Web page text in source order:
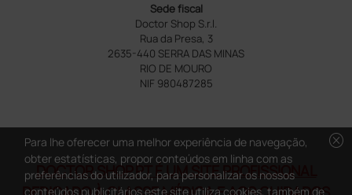
Sede fiscal
Doctor Shop S.r.l.
Rua da Presa, 3
2635-440 SERRA DAS MINAS
RIO DE MOURO
NIF 980487285
DOCTOR SHOP.PT É UM SITE PROFISSIONAL
cancel
Para lhe oferecer uma melhor experiência de navegação,
obter estatísticas, propor conteúdos em linha com as
preferências do utilizador, para personalizar os nossos
conteúdos publicitários este site utiliza cookies, também de